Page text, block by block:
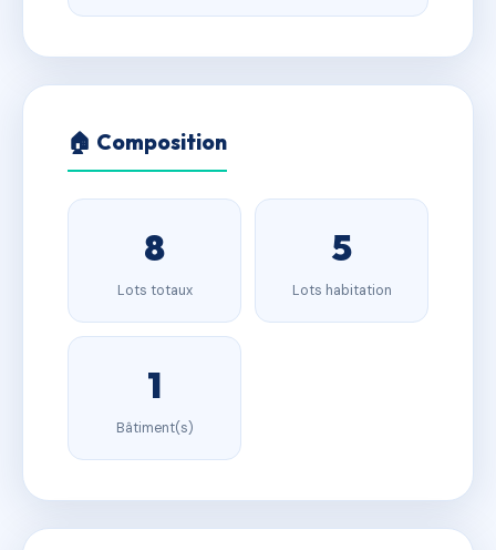
🏠 Composition
8
Lots totaux
5
Lots habitation
1
Bâtiment(s)